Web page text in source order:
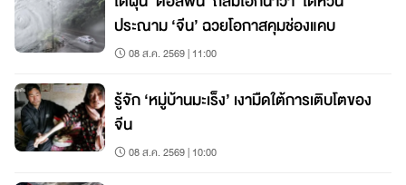
ประณาม ‘จีน’ ฉวยโอกาสคุมช่องแคบ
08 ส.ค. 2569 | 11:00
รู้จัก ‘หมู่บ้านมะเร็ง’ เงามืดใต้การเติบโตของ
จีน
08 ส.ค. 2569 | 10:00